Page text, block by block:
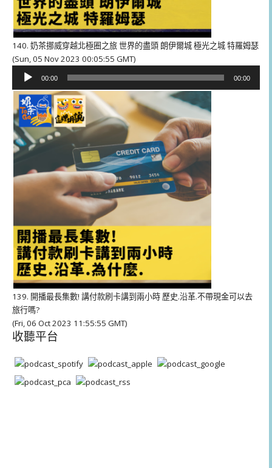
140. 奶茶挪威穿越北極圈之旅 世界的盡頭 朗伊爾城 極光之城 特羅姆瑟
(Sun, 05 Nov 2023 00:05:55 GMT)
播
放
器
00:00 00:00
139. 開播最長集數! 講付款刷卡講到兩小時 歷史.沿革.不帶現金可以去
旅行嗎?
(Fri, 06 Oct 2023 11:55:55 GMT)
收聽平台